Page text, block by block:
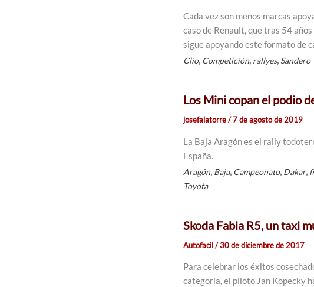
Cada vez son menos marcas
caso de Renault, que tras 54
sigue apoyando este formato de
Clio, Competición, rallyes, Sandero
Los Mini copan el podio
josefalatorre/7 de agosto de 2019
La Baja Aragón es el rally
España.
Aragón, Baja, Campeonato, Dakar,
Toyota
Skoda Fabia R5, un taxi
Autofacil/30 de diciembre de 2017
Para celebrar los éxitos
categoría, el piloto Jan Kopecky